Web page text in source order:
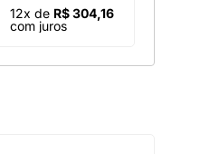
12x de R$ 304,16
com juros